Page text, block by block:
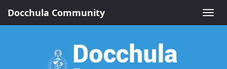
Toggle
Docchula Community